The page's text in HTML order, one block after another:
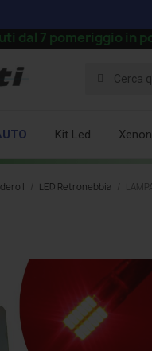
in poi
Kit Led Xenon
I LED Retronebbia